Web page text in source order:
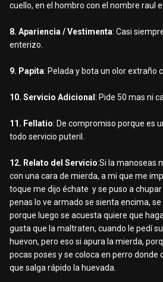
cuello, en el hombro con el nombre raul
8. Apariencia / Vestimenta: Casi
enterizo.
9. Papita: Pelada y bota un olor extraño
10. Servicio Adicional : Pide 50 mas ni
11. Fellatio: De compromiso porque es
todo servicio puteril.
12. Relato del Servicio:Si la manoseas
con una cara de mierda, a mi que me
toque me dijo échate y se puso a
penas lo ve armado se sienta encima,
porque luego se acuesta quiere que
gusta que la maltraten, cuando le pedí
huevon, pero eso si apura la mierda,
pocas poses y se coloca en perro donde
que salga rápido la huevada.